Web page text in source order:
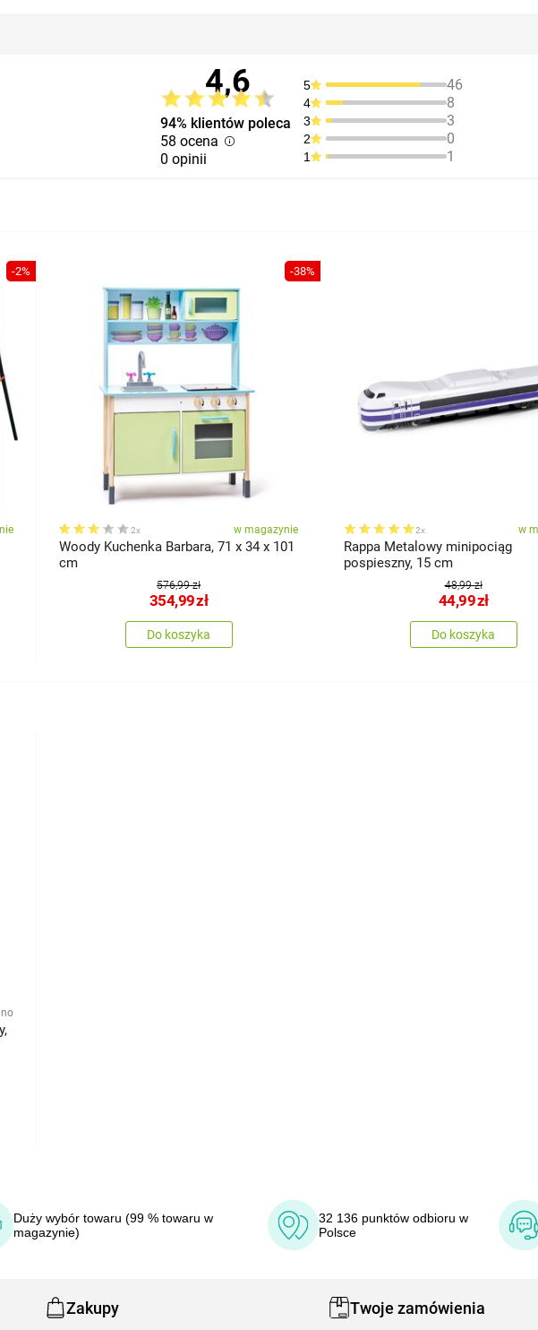
4,6
94% klientów poleca
58 ocena
0 opinii
5 46
4 8
3 3
2 0
1 1
-2% -38%
2x w magazynie
Woody Kuchenka Barbara, 71 x 34 x 101
cm
576,99 zł
354,99zł
Do koszyka
2x w
Rappa Metalowy minipociąg
pospieszny, 15 cm
48,99 zł
44,99zł
Do koszyka
Duży wybór towaru (99 % towaru w
magazynie)
32 136 punktów odbioru w
Polsce
Zakupy Twoje zamówienia